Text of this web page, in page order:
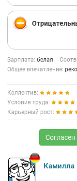
-
Зарплата: белая
Общее впечатление:
Коллектив:
Условия труда:
Карьерный рост:
Согласен
Камилла